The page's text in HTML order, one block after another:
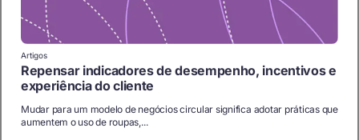
Artigos
Repensar indicadores de desempenho, incentivos e
experiência do cliente
Mudar para um modelo de negócios circular significa adotar práticas que
aumentem o uso de roupas,...